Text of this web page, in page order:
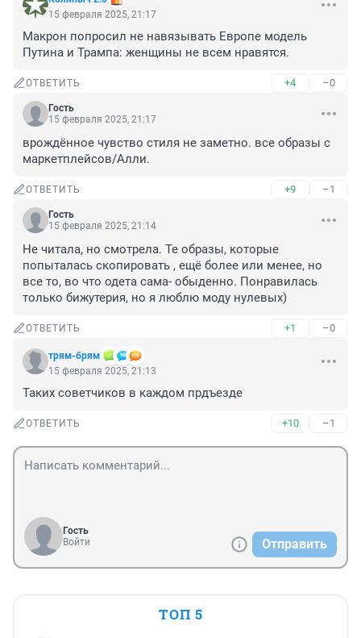
15 февраля 2025, 21:17
Макрон попросил не навязывать Европе модель
Путина и Трампа: женщины не всем нравятся.
ОТВЕТИТЬ +4 –0
Гость
15 февраля 2025, 21:17
врождённое чувство стиля не заметно. все образы с
маркетплейсов/Алли.
ОТВЕТИТЬ +9 –1
Гость
15 февраля 2025, 21:14
Не читала, но смотрела. Те образы, которые
попыталась скопировать , ещё более или менее, но
все то, во что одета сама- обыденно. Понравилась
только бижутерия, но я люблю моду нулевых)
ОТВЕТИТЬ +1 –0
трям-брям
15 февраля 2025, 21:13
Таких советчиков в каждом прдъезде
ОТВЕТИТЬ +10 –1
Гость
Войти
Отправить
ТОП 5